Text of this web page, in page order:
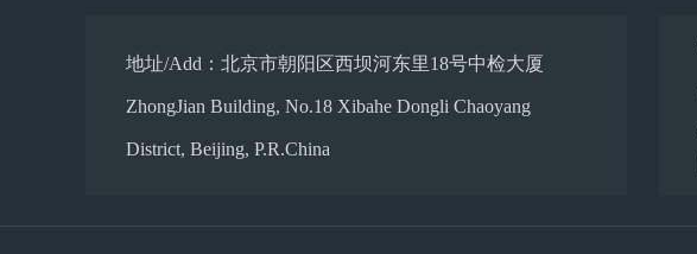
地址/Add：北京市朝阳区西坝河东里18号中检大厦
ZhongJian Building, No.18 Xibahe Dongli Chaoyang
District, Beijing, P.R.China